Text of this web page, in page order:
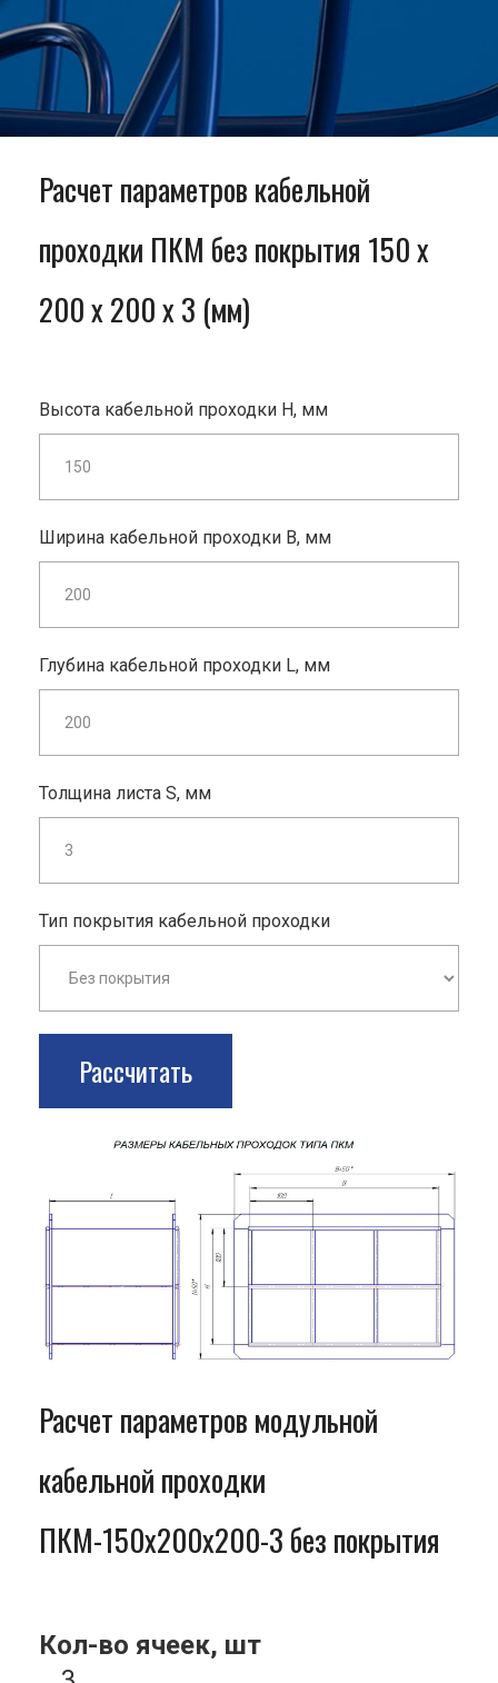
Расчет параметров кабельной
проходки ПКМ без покрытия 150 x
200 x 200 x 3 (мм)
Высота кабельной проходки H, мм
Ширина кабельной проходки B, мм
Глубина кабельной проходки L, мм
Толщина листа S, мм
Тип покрытия кабельной проходки
Рассчитать
Расчет параметров модульной
кабельной проходки
ПКМ-150x200x200-3 без покрытия
Кол-во ячеек, шт